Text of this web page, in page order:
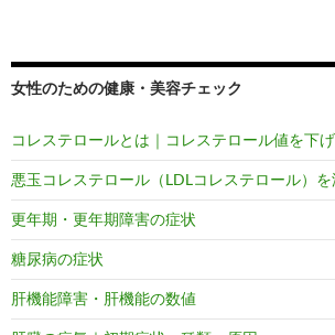
女性のための健康・美容チェック
コレステロールとは｜コレステロール値を下
悪玉コレステロール（LDLコレステロール）
更年期・更年期障害の症状
糖尿病の症状
肝機能障害・肝機能の数値